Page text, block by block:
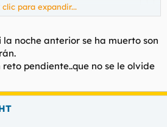
vosotros?.
clic para expandir...
repetir el proceso.
clic para expandir...
más absoluta. Tome zumos
clic para expandir...
la noche anterior se ha muerto son
pendiente..que no se le olvide